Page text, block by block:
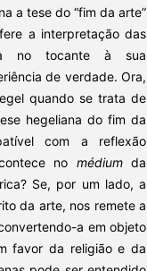
a tese do “fim da arte”
a interpretação das
no tocante à sua
de verdade. Ora,
quando se trata de
hegeliana do fim da
com a reflexão
no médiumda
Se, por um lado, a
da arte, nos remete a
a em objeto
favor da religião e da